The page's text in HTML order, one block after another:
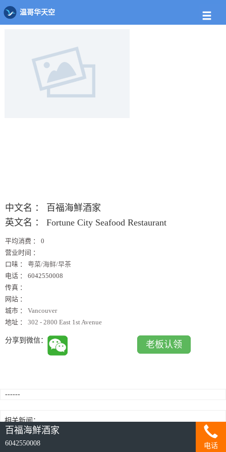
温哥华天空
店铺 饭馆列表
中文名 ：
百福海鮮酒家
英文名 ：
Fortune City Seafood Restaurant
平均消费 ： 0
营业时间 ：
口味 ： 粤菜/海鲜/早茶
电话 ： 6042550008
传真 ：
网站 ：
城市 ： Vancouver
地址 ： 302 - 2800 East 1st Avenue
分享到微信： 老板认领
------
相关新闻：
百福海鮮酒家
6042550008 电话